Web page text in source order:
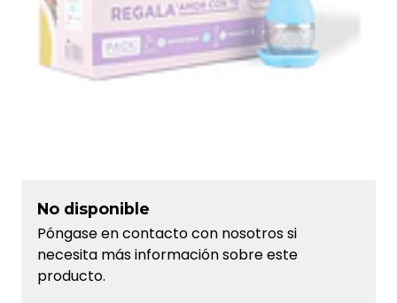
No disponible
Póngase en contacto con nosotros si
necesita más información sobre este
producto.